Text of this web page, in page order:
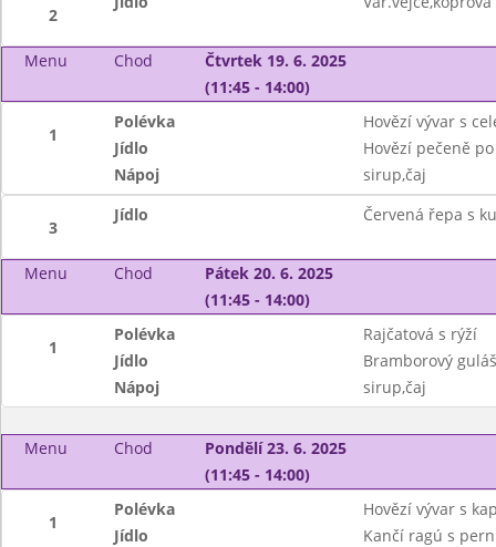
2
Menu Chod
Čtvrtek 19. 6. 2025
(11:45 - 14:00)
1
Polévka
Hovězí vývar s
Jídlo
Hovězí pečeně
Nápoj
sirup,čaj
3
Jídlo Červená řepa s
Menu Chod
Pátek 20. 6. 2025
(11:45 - 14:00)
1
Polévka
Rajčatová s rýží
Jídlo
Bramborový
Nápoj
sirup,čaj
Menu Chod
Pondělí 23. 6. 2025
(11:45 - 14:00)
1
Polévka
Hovězí vývar s
Jídlo
Kančí ragú s